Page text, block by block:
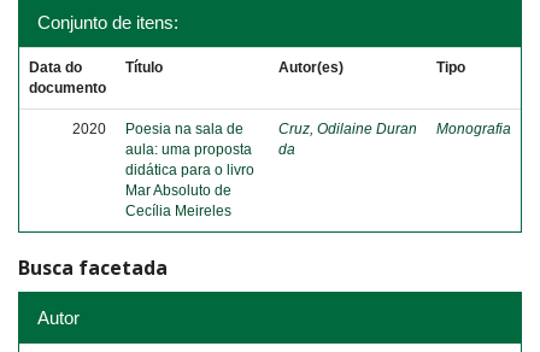
Conjunto de itens:
Data do
documento
Título Autor(es) Tipo
2020
Poesia na sala de
aula: uma proposta
didática para o livro
Mar Absoluto de
Cecília Meireles
Cruz, Odilaine Duran
da
Monografia
Busca facetada
Autor